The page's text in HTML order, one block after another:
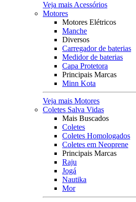
Veja mais Acessórios
Motores
Motores Elétricos
Manche
Diversos
Carregador de baterias
Medidor de baterias
Capa Protetora
Principais Marcas
Minn Kota
Veja mais Motores
Coletes Salva Vidas
Mais Buscados
Coletes
Coletes Homologados
Coletes em Neoprene
Principais Marcas
Raju
Jogá
Nautika
Mor